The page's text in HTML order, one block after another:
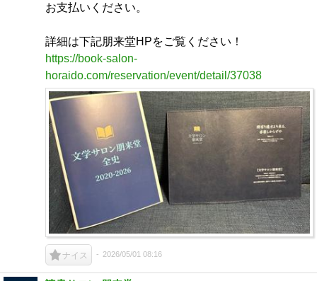
お支払いください。
詳細は下記朋来堂HPをご覧ください！
https://book-salon-
horaido.com/reservation/event/detail/37038
ナイス 2026/05/01 08:16